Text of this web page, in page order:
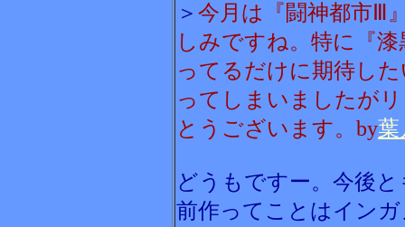
＞ 今月は『闘神都市Ⅲ
しみですね。特に『
ってるだけに期待し
ってしまいましたが
とうございます。by葉
どうもですー。今後
前作ってことはイン